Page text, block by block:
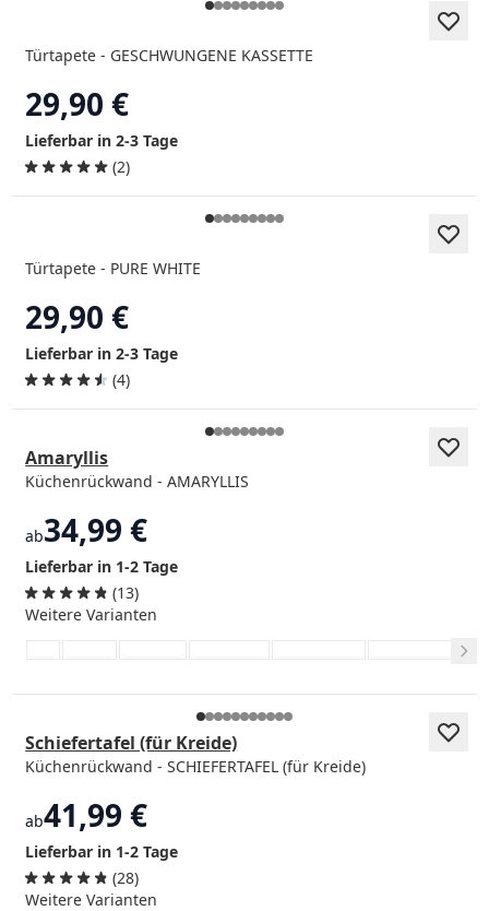
Türtapete - GESCHWUNGENE KASSETTE
29,90 €
Lieferbar in 2-3 Tage
(2)
Türtapete - PURE WHITE
29,90 €
Lieferbar in 2-3 Tage
(4)
Amaryllis
Küchenrückwand - AMARYLLIS
ab34,99 €
Lieferbar in 1-2 Tage
(13)
Weitere Varianten
Schiefertafel (für Kreide)
Küchenrückwand - SCHIEFERTAFEL (für Kreide)
ab41,99 €
Lieferbar in 1-2 Tage
(28)
Weitere Varianten